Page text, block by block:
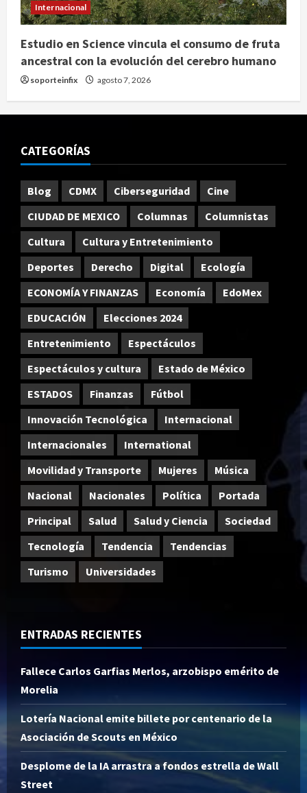
Internacional
Estudio en Science vincula el consumo de fruta
ancestral con la evolución del cerebro humano
soporteinfix agosto 7, 2026
CATEGORÍAS
Blog CDMX Ciberseguridad
Cine
CIUDAD DE MEXICO
Columnas
Columnistas
Cultura
Cultura y Entretenimiento
Deportes
Derecho Digital
Ecología
ECONOMÍA Y FINANZAS
Economía
EdoMex
EDUCACIÓN
Elecciones 2024
Entretenimiento
Espectáculos
Espectáculos y cultura
Estado de México
ESTADOS
Finanzas
Fútbol
Innovación Tecnológica
Internacional
Internacionales
International
Movilidad y Transporte
Mujeres
Música
Nacional
Nacionales Política
Portada
Principal
Salud Salud y Ciencia
Sociedad
Tecnología
Tendencia
Tendencias
Turismo
Universidades
ENTRADAS RECIENTES
Fallece Carlos Garfias Merlos, arzobispo emérito de
Morelia
Lotería Nacional emite billete por centenario de la
Asociación de Scouts en México
Desplome de la IA arrastra a fondos estrella de Wall
Street